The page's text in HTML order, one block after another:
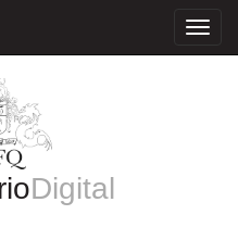
Digital